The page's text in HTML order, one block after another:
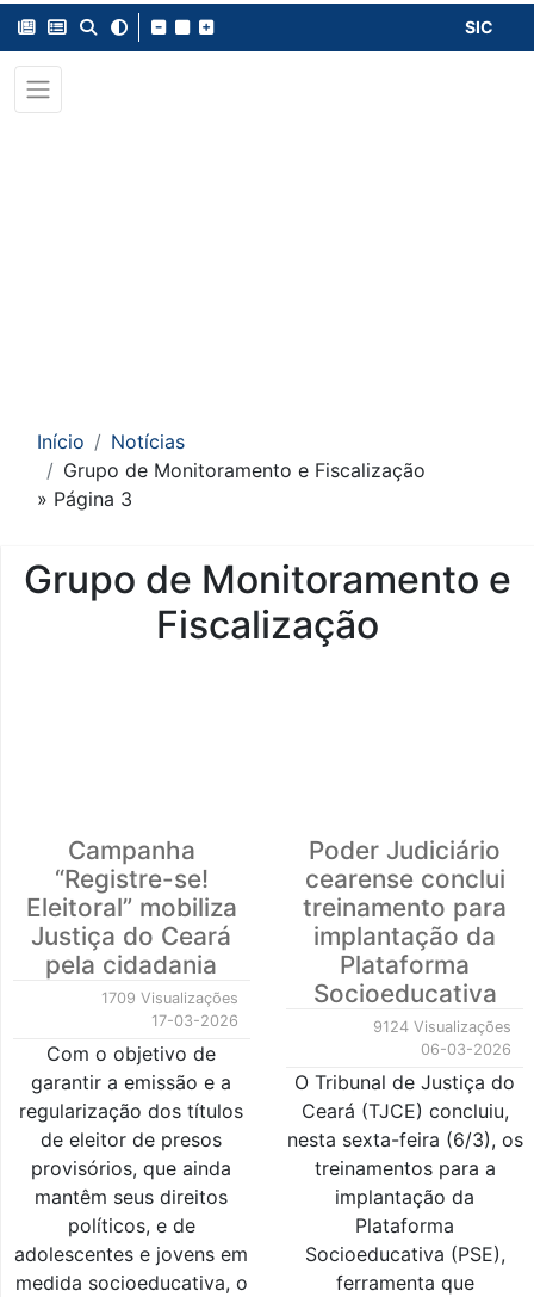
SIC
Início
Notícias
Grupo de Monitoramento e Fiscalização
» Página 3
Grupo de Monitoramento e
Fiscalização
Campanha
“Registre-se!
Eleitoral” mobiliza
Justiça do Ceará
pela cidadania
1709 Visualizações
17-03-2026
Com o objetivo de
garantir a emissão e a
regularização dos títulos
de eleitor de presos
provisórios, que ainda
mantêm seus direitos
políticos, e de
adolescentes e jovens em
medida socioeducativa, o
Poder Judiciário
cearense conclui
treinamento para
implantação da
Plataforma
Socioeducativa
9124 Visualizações
06-03-2026
O Tribunal de Justiça do
Ceará (TJCE) concluiu,
nesta sexta-feira (6/3), os
treinamentos para a
implantação da
Plataforma
Socioeducativa (PSE),
ferramenta que